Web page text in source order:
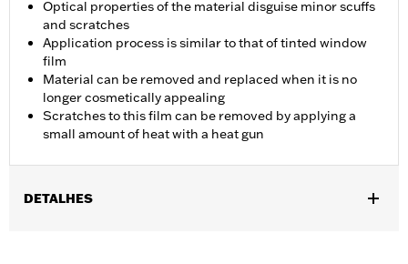
Optical properties of the material disguise minor scuffs
and scratches
Application process is similar to that of tinted window
film
Material can be removed and replaced when it is no
longer cosmetically appealing
Scratches to this film can be removed by applying a
small amount of heat with a heat gun
DETALHES